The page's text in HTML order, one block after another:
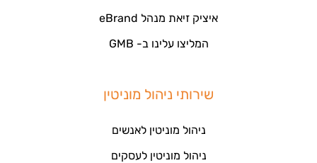
איציק זיאת מנהל eBrand
המליצו עלינו ב- GMB
שירותי ניהול מוניטין
ניהול מוניטין לאנשים
ניהול מוניטין לעסקים